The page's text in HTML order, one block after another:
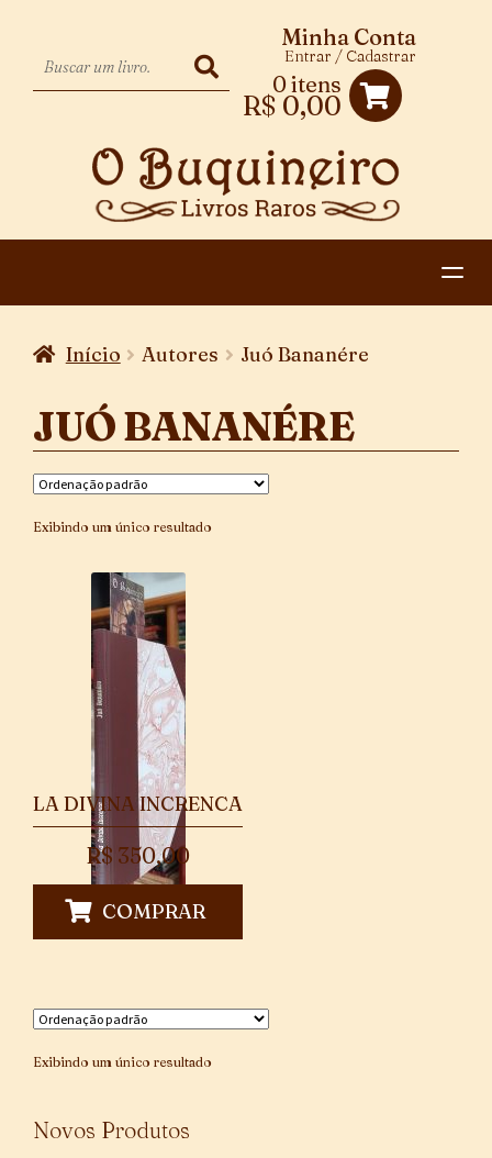
0 itens
R$ 0,00
Minha Conta
Entrar / Cadastrar
DESCENDENTE
PAGAMENTO E ENTREGA
Início Autores Juó Bananére
JUÓ BANANÉRE
Exibindo um único resultado
LA DIVINA INCRENCA
R$ 350,00
COMPRAR
Exibindo um único resultado
Novos Produtos